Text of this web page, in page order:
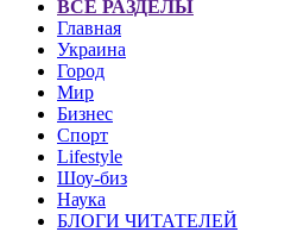
ВСЕ РАЗДЕЛЫ
Главная
Украина
Город
Мир
Бизнес
Спорт
Lifestyle
Шоу-биз
Наука
БЛОГИ ЧИТАТЕЛЕЙ